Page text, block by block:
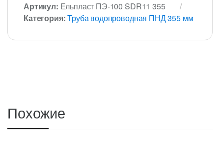
Артикул: Ельпласт ПЭ-100 SDR11 355
Категория:Труба водопроводная ПНД 355 мм
Похожие